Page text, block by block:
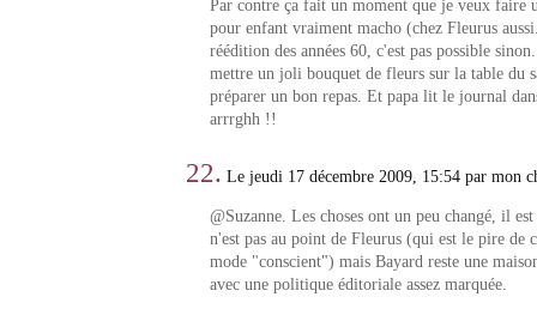
Par contre ça fait un moment que je veux faire
pour enfant vraiment macho (chez Fleurus
réédition des années 60, c'est pas possible
mettre un joli bouquet de fleurs sur la table du
préparer un bon repas. Et papa lit le journal
arrrghh !!
22. Le jeudi 17 décembre 2009, 15:54 par mon
@Suzanne. Les choses ont un peu changé, il
n'est pas au point de Fleurus (qui est le pire de
mode "conscient") mais Bayard reste une
avec une politique éditoriale assez marquée.